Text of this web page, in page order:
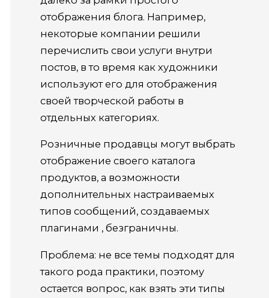
отображения блога. Например,
некоторые компании решили
перечислить свои услуги внутри
постов, в то время как художники
используют его для отображения
своей творческой работы в
отдельных категориях.
Розничные продавцы могут выбрать
отображение своего каталога
продуктов, а возможности
дополнительных настраиваемых
типов сообщений, создаваемых
плагинами , безграничны.
Проблема: не все темы подходят для
такого рода практики, поэтому
остается вопрос, как взять эти типы